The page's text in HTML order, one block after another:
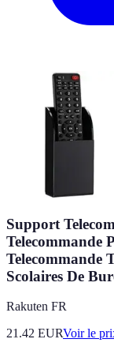
Support
Telecommande
Telecommande
Scolaires De
Rakuten FR
21.42 EURVoir le